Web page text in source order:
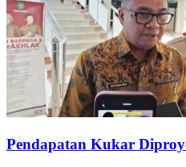
Pendapatan Kukar